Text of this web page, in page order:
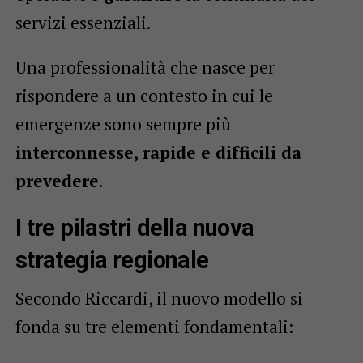
servizi essenziali.
Una professionalità che nasce per
rispondere a un contesto in cui le
emergenze sono sempre più
interconnesse, rapide e difficili da
prevedere.
I tre pilastri della nuova
strategia regionale
Secondo Riccardi, il nuovo modello si
fonda su tre elementi fondamentali: